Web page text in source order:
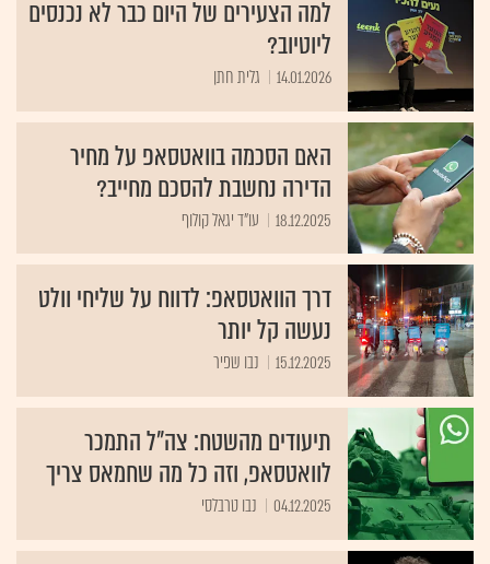
למה הצעירים של היום כבר לא נכנסים
ליוטיוב?
14.01.2026 גלית חתן
האם הסכמה בוואטסאפ על מחיר
הדירה נחשבת להסכם מחייב?
18.12.2025 עו"ד יגאל קולוף
דרך הוואטסאפ: לדווח על שליחי וולט
נעשה קל יותר
15.12.2025 נבו שפיר
תיעודים מהשטח: צה"ל התמכר
לוואטסאפ, וזה כל מה שחמאס צריך
04.12.2025 נבו טרבלסי